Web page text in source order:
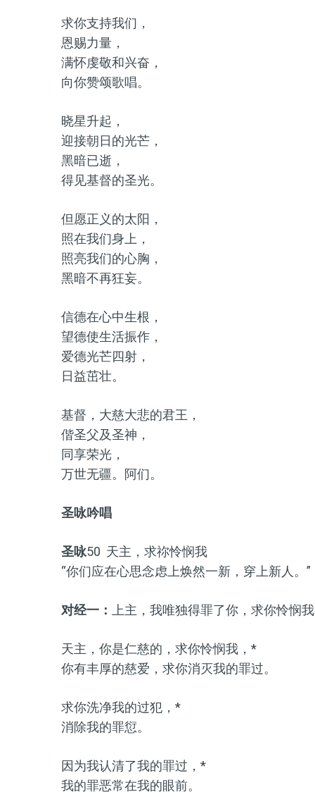
求你支持我们，
恩赐力量，
满怀虔敬和兴奋，
向你赞颂歌唱。
晓星升起，
迎接朝日的光芒，
黑暗已逝，
得见基督的圣光。
但愿正义的太阳，
照在我们身上，
照亮我们的心胸，
黑暗不再狂妄。
信德在心中生根，
望德使生活振作，
爱德光芒四射，
日益茁壮。
基督，大慈大悲的君王，
偕圣父及圣神，
同享荣光，
万世无疆。阿们。
圣咏吟唱
圣咏50 天主，求祢怜悯我
“你们应在心思念虑上焕然一新，穿上新人。
对经一： 上主，我唯独得罪了你，求你怜悯
天主，你是仁慈的，求你怜悯我，*
你有丰厚的慈爱，求你消灭我的罪过。
求你洗净我的过犯，*
消除我的罪愆。
因为我认清了我的罪过，*
我的罪恶常在我的眼前。